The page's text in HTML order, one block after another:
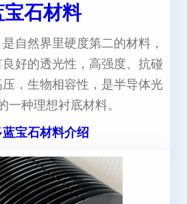
宝石材料
自然界里硬度第二的材料，
好的透光性，高强度、抗碰
，生物相容性，是半导体光
一种理想衬底材料。
蓝宝石材料介绍